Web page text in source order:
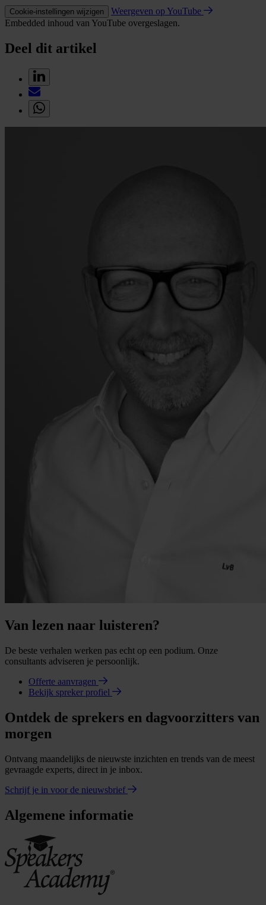
Cookie-instellingen wijzigen
Weergeven op YouTube
Embedded inhoud van YouTube overgeslagen.
Deel dit artikel
Van lezen naar luisteren?
De beste verhalen werken pas echt op een podium. Onze
consultants adviseren je persoonlijk.
Offerte aanvragen
Bekijk spreker profiel
Ontdek de sprekers en dagvoorzitters van
morgen
Ontvang maandelijks de nieuwste inzichten en trends van de meest
gevraagde experts, direct in je inbox.
Schrijf je in voor de nieuwsbrief
Algemene informatie